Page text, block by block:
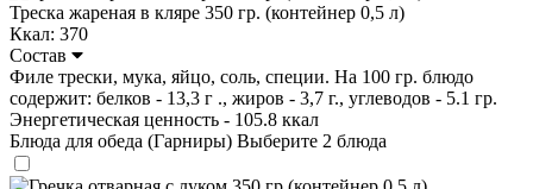
Треска жареная в кляре 350 гр. (контейнер 0,5 л)
Ккал: 370
Состав
Филе трески, мука, яйцо, соль, специи. На 100 гр. блюдо
содержит: белков - 13,3 г ., жиров - 3,7 г., углеводов - 5.1 гр.
Энергетическая ценность - 105.8 ккал
Блюда для обеда (Гарниры) Выберите 2 блюда